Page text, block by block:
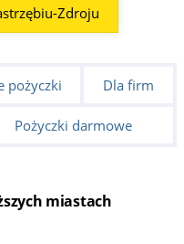
Zdroju
pożyczki Dla firm
Pożyczki darmowe
miastach